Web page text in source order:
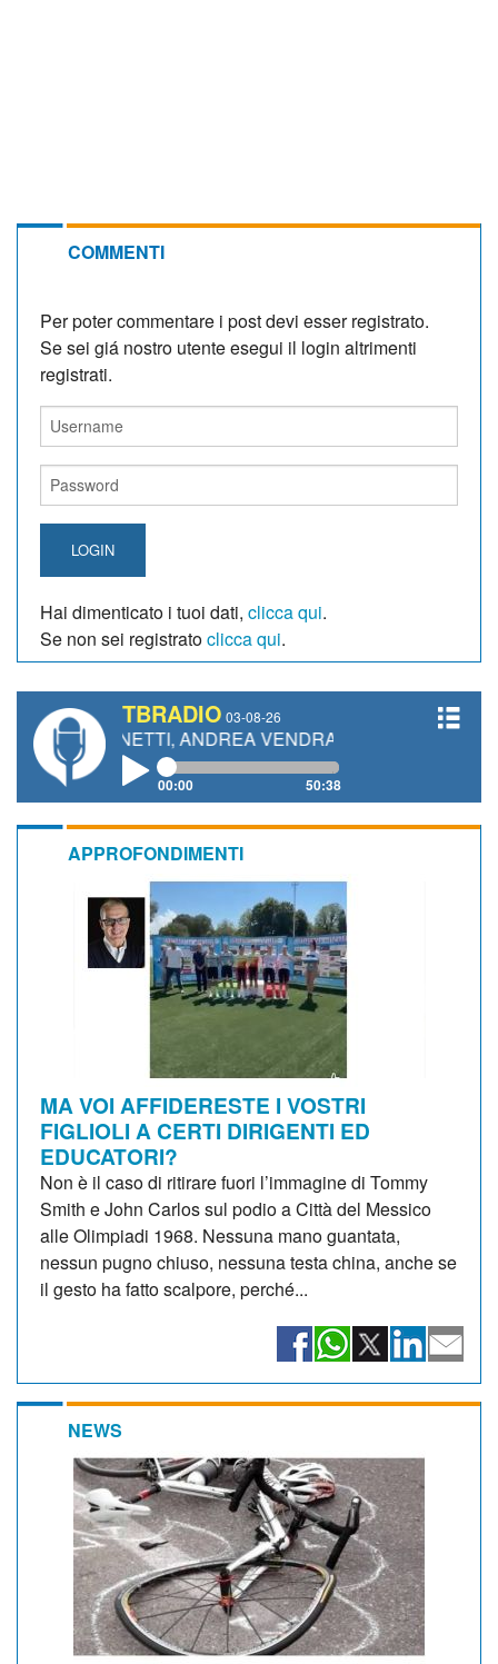
COMMENTI
Per poter commentare i post devi esser registrato.
Se sei giá nostro utente esegui il login altrimenti
registrati.
LOGIN
Hai dimenticato i tuoi dati, clicca qui.
Se non sei registratoclicca qui.
TBRADIO 03-08-26
GIANETTI, ANDREA VENDRAME, FILIPPO FIORELLI
00:00 50:38
APPROFONDIMENTI
MA VOI AFFIDERESTE I VOSTRI
FIGLIOLI A CERTI DIRIGENTI ED
EDUCATORI?
Non è il caso di ritirare fuori l’immagine di Tommy
Smith e John Carlos sul podio a Città del Messico
alle Olimpiadi 1968. Nessuna mano guantata,
nessun pugno chiuso, nessuna testa china, anche se
il gesto ha fatto scalpore, perché...
NEWS